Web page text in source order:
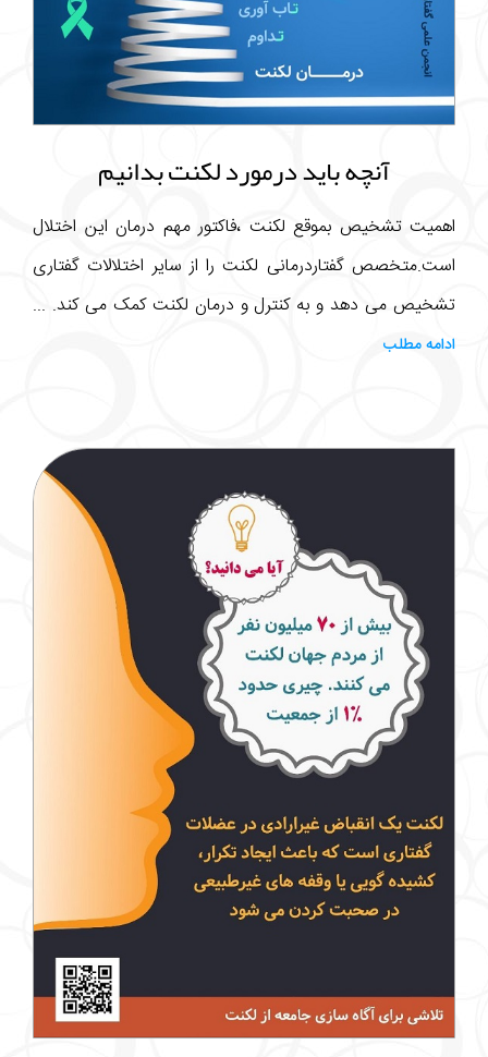
آنچه باید درمورد لکنت بدانیم
اهمیت تشخیص بموقع لکنت ،فاکتور مهم درمان این اختلال
است.متخصص گفتاردرمانی لکنت را از سایر اختلالات گفتاری
تشخیص می دهد و به کنترل و درمان لکنت کمک می کند. ...
ادامه مطلب